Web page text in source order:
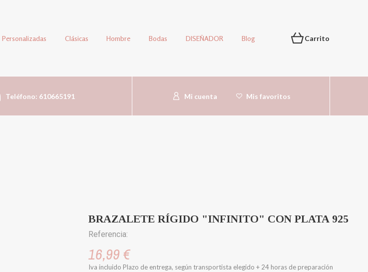
Personalizadas Clásicas Hombre Bodas DISEÑADOR Blog Carrito
Teléfono: 610665191 Mi cuenta Mis favoritos
BRAZALETE RÍGIDO "INFINITO" CON PLATA 925
Referencia:
16,99 €
Iva incluido Plazo de entrega, según transportista elegido + 24 horas de preparación